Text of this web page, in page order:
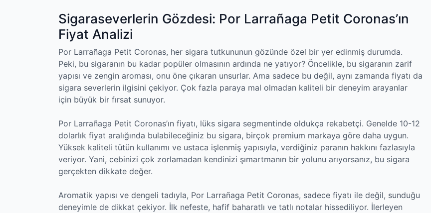
Sigaraseverlerin Gözdesi: Por Larrañaga Petit Coronas’ın
Fiyat Analizi
Por Larrañaga Petit Coronas, her sigara tutkununun gözünde özel bir yer edinmiş durumda.
Peki, bu sigaranın bu kadar popüler olmasının ardında ne yatıyor? Öncelikle, bu sigaranın zarif
yapısı ve zengin aroması, onu öne çıkaran unsurlar. Ama sadece bu değil, aynı zamanda fiyatı da
sigara severlerin ilgisini çekiyor. Çok fazla paraya mal olmadan kaliteli bir deneyim arayanlar
için büyük bir fırsat sunuyor.
Por Larrañaga Petit Coronas’ın fiyatı, lüks sigara segmentinde oldukça rekabetçi. Genelde 10-12
dolarlık fiyat aralığında bulabileceğiniz bu sigara, birçok premium markaya göre daha uygun.
Yüksek kaliteli tütün kullanımı ve ustaca işlenmiş yapısıyla, verdiğiniz paranın hakkını fazlasıyla
veriyor. Yani, cebinizi çok zorlamadan kendinizi şımartmanın bir yolunu arıyorsanız, bu sigara
gerçekten dikkate değer.
Aromatik yapısı ve dengeli tadıyla, Por Larrañaga Petit Coronas, sadece fiyatı ile değil, sunduğu
deneyimle de dikkat çekiyor. İlk nefeste, hafif baharatlı ve tatlı notalar hissediliyor. İlerleyen